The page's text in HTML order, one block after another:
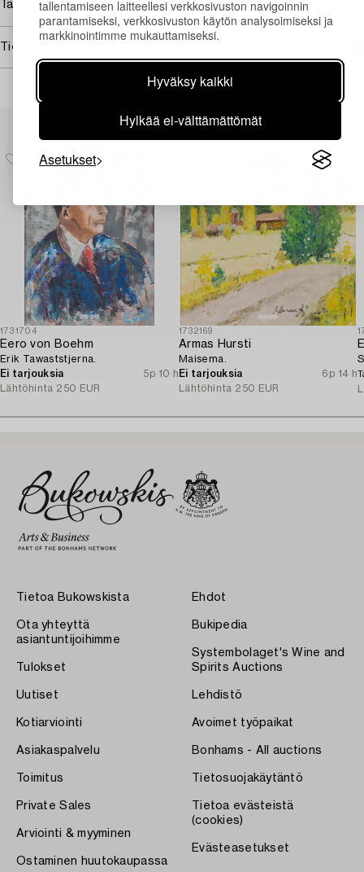
tallentamiseen laitteellesi verkkosivuston navigoinnin
parantamiseksi, verkkosivuston käytön analysoimiseksi ja
markkinointimme mukauttamiseksi.
Hyväksy kaikki
Hylkää ei-välttämättömät
Asetukset
Taiteilijan suku; nykyinen omistaja
Tietoa ostamisesta
Muiden katsomia kohteita
1731704
Eero von Boehm
Erik Tawaststjerna.
Ei tarjouksia
5p 10 h
Lähtöhinta 250 EUR
1732169
Armas Hursti
Maisema.
Ei tarjouksia
6p 14 h
Lähtöhinta 250 EUR
Tietoa Bukowskista
Ota yhteyttä
asiantuntijoihimme
Tulokset
Uutiset
Kotiarviointi
Asiakaspalvelu
Toimitus
Private Sales
Arviointi & myyminen
Ostaminen huutokaupassa
Ehdot
Bukipedia
Systembolaget's Wine and
Spirits Auctions
Lehdistö
Avoimet työpaikat
Bonhams - All auctions
Tietosuojakäytäntö
Tietoa evästeistä
(cookies)
Evästeasetukset